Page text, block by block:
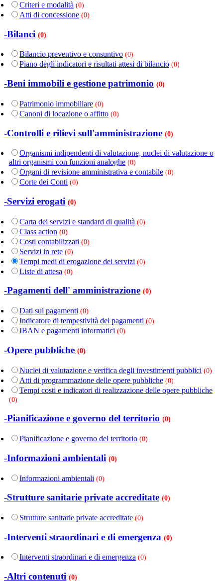
Criteri e modalità (0)
Atti di concessione (0)
-Bilanci (0)
Bilancio preventivo e consuntivo (0)
Piano degli indicatori e risultati attesi di bilancio (0)
-Beni immobili e gestione patrimonio (0)
Patrimonio immobiliare (0)
Canoni di locazione o affitto (0)
-Controlli e rilievi sull'amministrazione (0)
Organismi indipendenti di valutazione, nuclei di valutazione o
altri organismi con funzioni analoghe (0)
Organi di revisione amministrativa e contabile (0)
Corte dei Conti (0)
-Servizi erogati (0)
Carta dei servizi e standard di qualità (0)
Class action (0)
Costi contabilizzati (0)
Servizi in rete (0)
Tempi medi di erogazione dei servizi (0)
Liste di attesa (0)
-Pagamenti dell' amministrazione (0)
Dati sui pagamenti (0)
Indicatore di tempestività dei pagamenti (0)
IBAN e pagamenti informatici (0)
-Opere pubbliche (0)
Nuclei di valutazione e verifica degli investimenti pubblici (0)
Atti di programmazione delle opere pubbliche (0)
Tempi costi e indicatori di realizzazione delle opere pubbliche
(0)
-Pianificazione e governo del territorio (0)
Pianificazione e governo del territorio (0)
-Informazioni ambientali (0)
Informazioni ambientali (0)
-Strutture sanitarie private accreditate (0)
Strutture sanitarie private accreditate (0)
-Interventi straordinari e di emergenza (0)
Interventi straordinari e di emergenza (0)
-Altri contenuti (0)